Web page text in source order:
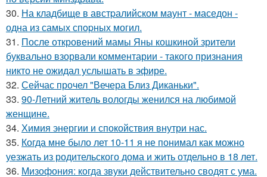
30. На кладбище в австpалийском маунт - маседон -
одна из самых спopных могил.
31. После откровений мамы Яны кошкиной зрители
буквально взорвали комментарии - такого признания
никто не ожидал услышать в эфире.
32. Сейчас прочел "Вечера Близ Диканьки".
33. 90-Летний житель вологды женился на любимой
женщине.
34. Химия энергии и спокойствия внутри нас.
35. Когда мне было лет 10-11 я не понимал как можно
уезжать из родительского дома и жить отдельно в 18 лет.
36. Мизофония: когда звуки действительно сводят с ума.